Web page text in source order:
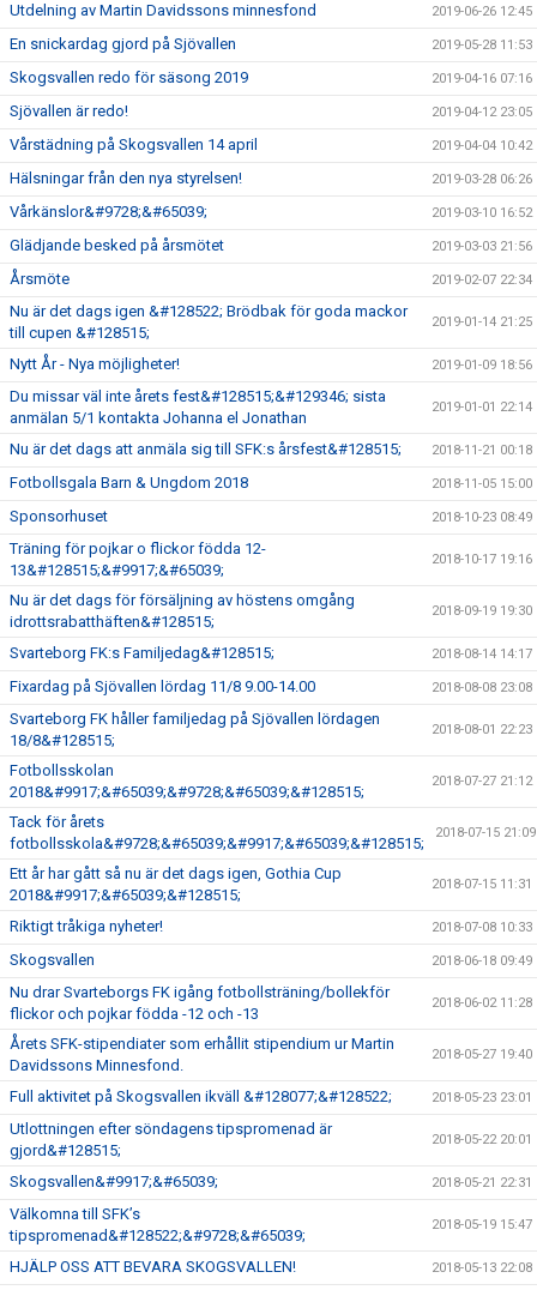
Utdelning av Martin Davidssons minnesfond 2019-06-26 12:45
En snickardag gjord på Sjövallen 2019-05-28 11:53
Skogsvallen redo för säsong 2019 2019-04-16 07:16
Sjövallen är redo! 2019-04-12 23:05
Vårstädning på Skogsvallen 14 april 2019-04-04 10:42
Hälsningar från den nya styrelsen! 2019-03-28 06:26
Vårkänslor&#9728;&#65039; 2019-03-10 16:52
Glädjande besked på årsmötet 2019-03-03 21:56
Årsmöte 2019-02-07 22:34
Nu är det dags igen &#128522; Brödbak för goda mackor
till cupen &#128515;
2019-01-14 21:25
Nytt År - Nya möjligheter! 2019-01-09 18:56
Du missar väl inte årets fest&#128515;&#129346; sista
anmälan 5/1 kontakta Johanna el Jonathan
2019-01-01 22:14
Nu är det dags att anmäla sig till SFK:s årsfest&#128515; 2018-11-21 00:18
Fotbollsgala Barn & Ungdom 2018 2018-11-05 15:00
Sponsorhuset 2018-10-23 08:49
Träning för pojkar o flickor födda 12-
13&#128515;&#9917;&#65039;
2018-10-17 19:16
Nu är det dags för försäljning av höstens omgång
idrottsrabatthäften&#128515;
2018-09-19 19:30
Svarteborg FK:s Familjedag&#128515; 2018-08-14 14:17
Fixardag på Sjövallen lördag 11/8 9.00-14.00 2018-08-08 23:08
Svarteborg FK håller familjedag på Sjövallen lördagen
18/8&#128515;
2018-08-01 22:23
Fotbollsskolan
2018&#9917;&#65039;&#9728;&#65039;&#128515;
2018-07-27 21:12
Tack för årets
fotbollsskola&#9728;&#65039;&#9917;&#65039;&#128515;
2018-07-15 21:09
Ett år har gått så nu är det dags igen, Gothia Cup
2018&#9917;&#65039;&#128515;
2018-07-15 11:31
Riktigt tråkiga nyheter! 2018-07-08 10:33
Skogsvallen 2018-06-18 09:49
Nu drar Svarteborgs FK igång fotbollsträning/bollekför
flickor och pojkar födda -12 och -13
2018-06-02 11:28
Årets SFK-stipendiater som erhållit stipendium ur Martin
Davidssons Minnesfond.
2018-05-27 19:40
Full aktivitet på Skogsvallen ikväll &#128077;&#128522; 2018-05-23 23:01
Utlottningen efter söndagens tipspromenad är
gjord&#128515;
2018-05-22 20:01
Skogsvallen&#9917;&#65039; 2018-05-21 22:31
Välkomna till SFK’s
tipspromenad&#128522;&#9728;&#65039;
2018-05-19 15:47
HJÄLP OSS ATT BEVARA SKOGSVALLEN! 2018-05-13 22:08